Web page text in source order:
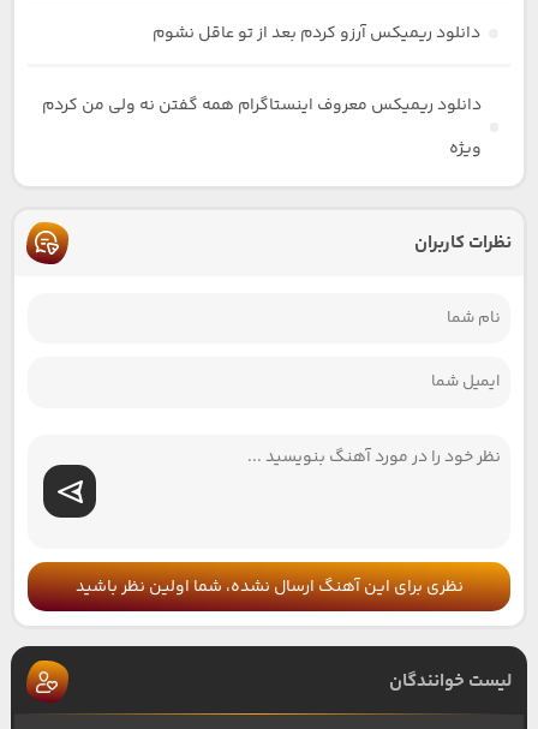
دانلود ریمیکس آرزو کردم بعد از تو عاقل نشوم
دانلود ریمیکس معروف اینستاگرام همه گفتن نه ولی من کردم
ویژه
نظرات کاربران
نظری برای این آهنگ ارسال نشده، شما اولین نظر باشید
لیست خوانندگان